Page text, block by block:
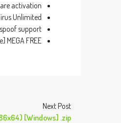
activation
Unlimited
support
MEGA FREE
Next Post
[Windows] .zip